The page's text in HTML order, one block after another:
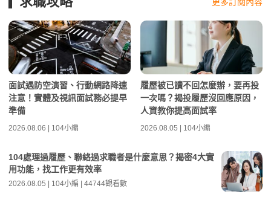
面試遇防空演習、行動網路降速
注意！實體及視訊面試務必提早
準備
2026.08.06 | 104小編
履歷被已讀不回怎麼辦，要再投
一次嗎？揭投履歷沒回應原因，
人資教你提高面試率
2026.08.05 | 104小編
104處理過履歷、聯絡過求職者是什麼意思？揭密4大實
用功能，找工作更有效率
2026.08.05 | 104小編 | 44744觀看數